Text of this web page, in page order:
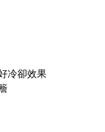
冷卻效果